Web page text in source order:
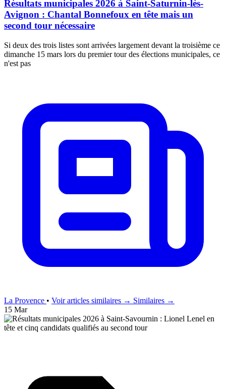
Résultats municipales 2026 à Saint-Saturnin-lès-
Avignon : Chantal Bonnefoux en tête mais un
second tour nécessaire
Si deux des trois listes sont arrivées largement devant la troisième ce
dimanche 15 mars lors du premier tour des élections municipales, ce
n'est pas
La Provence • Voir articles similaires → Similaires →
15 Mar